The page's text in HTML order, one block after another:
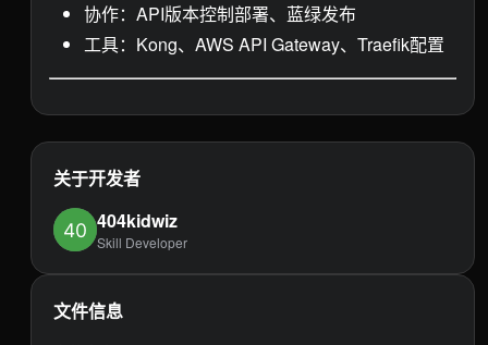
协作：API版本控制部署、蓝绿发布
工具：Kong、AWS API Gateway、Traefik配置
关于开发者
404kidwiz
Skill Developer
文件信息